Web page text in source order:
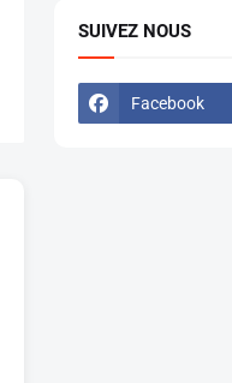
SUIVEZ NOUS
Facebook